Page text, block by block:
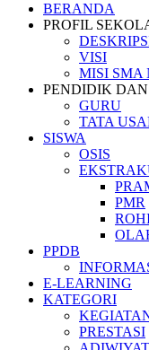
BERANDA
PROFIL
VISI
MISI SMA
PENDIDIK
GURU
TATA
SISWA
OSIS
PMR
PPDB
E-LEARNING
KATEGORI
PRESTASI